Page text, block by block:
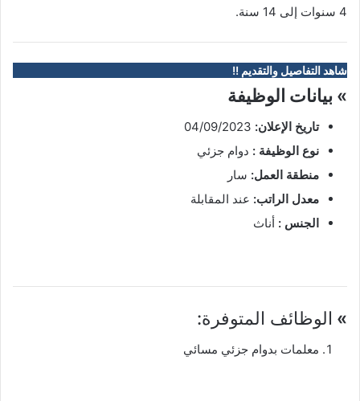
4 سنوات إلى 14 سنة.
شاهد التفاصيل والتقديم !!
» بيانات الوظيفة
تاريخ الإعلان:
نوع الوظيفة : دوام جزئي
منطقة العمل: سار
معدل الراتب: عند المقابلة
الجنس : أناث
» الوظائف المتوفرة:
معلمات بدوام جزئي مسائي